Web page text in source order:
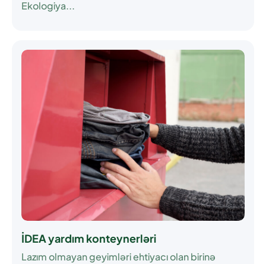
Ekologiya...
İDEA yardım konteynerləri
Lazım olmayan geyimləri ehtiyacı olan birinə